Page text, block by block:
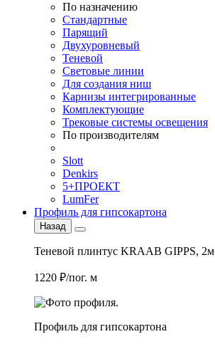
По назначению
Стандартные
Парящий
Двухуровневый
Теневой
Световые линии
Для создания ниш
Карнизы интегрированные
Комплектующие
Трековые системы освещения
По производителям
Slott
Denkirs
5+ПРОЕКТ
LumFer
Профиль для гипсокартона
Назад
Теневой плинтус KRAAB GIPPS, 2м
1220 ₽/пог. м
Профиль для гипсокартона